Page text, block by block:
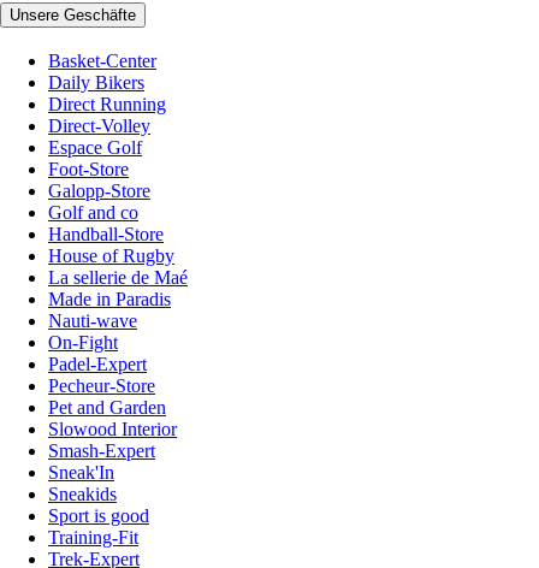
Unsere Geschäfte
Basket-Center
Daily Bikers
Direct Running
Direct-Volley
Espace Golf
Foot-Store
Galopp-Store
Golf and co
Handball-Store
House of Rugby
La sellerie de Maé
Made in Paradis
Nauti-wave
On-Fight
Padel-Expert
Pecheur-Store
Pet and Garden
Slowood Interior
Smash-Expert
Sneak'In
Sneakids
Sport is good
Training-Fit
Trek-Expert